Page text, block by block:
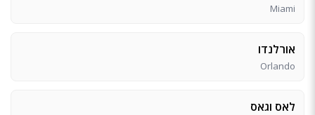
Miami
אורלנדו
Orlando
לאס וגאס